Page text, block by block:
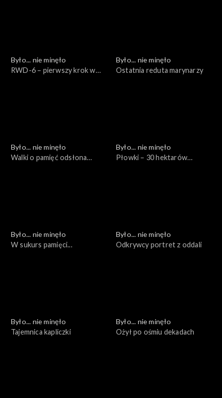
Było... nie minęło
RWD-6 – pierwszy krok w
Było... nie minęło
Ostatnia reduta marynarzy
Było... nie minęło
Walki o pamięć odsłona
Było... nie minęło
Płowki – 30 hektarów
Było... nie minęło
W sukurs pamięci...
Było... nie minęło
Odkrywcy portret z oddali
Było... nie minęło
Tajemnica kapliczki
Było... nie minęło
Ożył po ośmiu dekadach